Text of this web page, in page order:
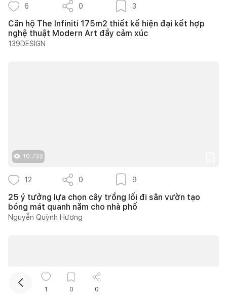
6 0 3
Căn hộ The Infiniti 175m2 thiết kế hiện đại kết hợp
nghệ thuật Modern Art đầy cảm xúc
139DESIGN
10.735
12 0 9
25 ý tưởng lựa chọn cây trồng lối đi sân vườn tạo
bóng mát quanh năm cho nhà phố
Nguyễn Quỳnh Hương
1 0 0
Kết nối thiết kế, thi công
Mua sắm hoàn thiện nhà